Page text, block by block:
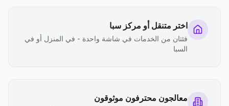
اختر متنقل أو مركز سبا
فئتان من الخدمات في شاشة واحدة - في المنزل أو في
السبا
معالجون محترفون موثوقون